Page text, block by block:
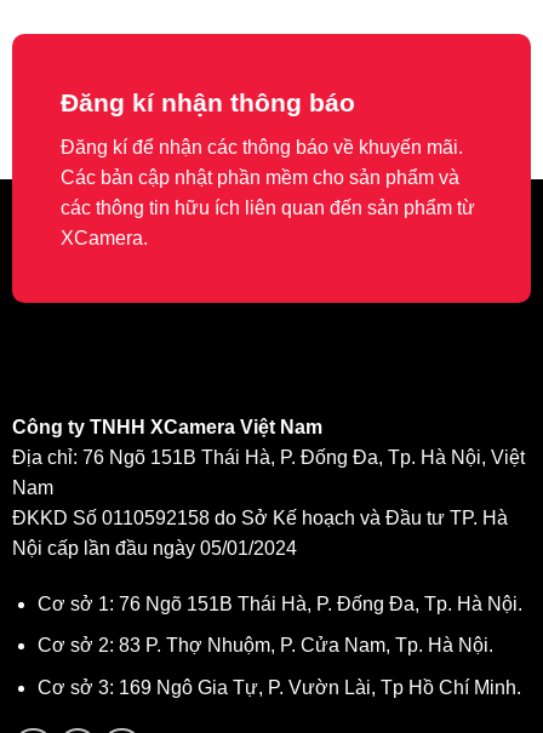
Đăng kí nhận thông báo
Đăng kí để nhận các thông báo về khuyến mãi.
Các bản cập nhật phần mềm cho sản phẩm và
các thông tin hữu ích liên quan đến sản phẩm từ
XCamera.
Công ty TNHH XCamera Việt Nam
Địa chỉ: 76 Ngõ 151B Thái Hà, P. Đống Đa, Tp. Hà Nội, Việt
Nam
ĐKKD Số 0110592158 do Sở Kế hoạch và Đầu tư TP. Hà
Nội cấp lần đầu ngày 05/01/2024
Cơ sở 1: 76 Ngõ 151B Thái Hà, P. Đống Đa, Tp. Hà Nội.
Cơ sở 2: 83 P. Thợ Nhuộm, P. Cửa Nam, Tp. Hà Nội.
Cơ sở 3: 169 Ngô Gia Tự, P. Vườn Lài, Tp Hồ Chí Minh.